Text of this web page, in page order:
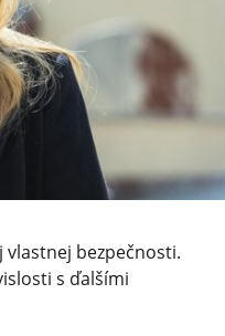
vlastnej bezpečnosti.
s ďalšími